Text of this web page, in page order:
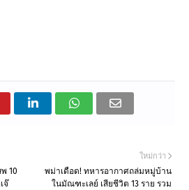
ใหม่กว่า
พม่าเดือด! ทหารอากาศถล่มหมู่บ้าน
ในมัณฑะเลย์ เสียชีวิต 13 ราย รวม
10
จ๊